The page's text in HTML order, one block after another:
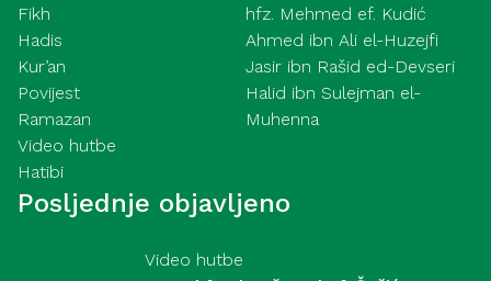
Fikh
Hadis
Kur’an
Povijest
Ramazan
Video hutbe
Hatibi
hfz. Mehmed ef. Kudić
Ahmed ibn Ali el-Huzejfi
Jasir ibn Rašid ed-Devseri
Halid ibn Sulejman el-
Muhenna
Posljednje objavljeno
Video hutbe